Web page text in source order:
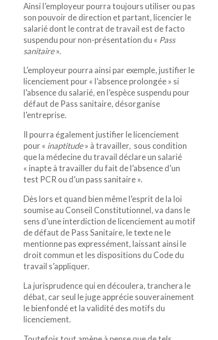
Ainsi l’employeur pourra toujours utiliser ou pas
son pouvoir de direction et partant, licencier le
salarié dont le contrat de travail est de facto
suspendu pour non-présentation du « Pass
sanitaire».
L’employeur pourra ainsi par exemple, justifier le
licenciement pour « l’absence prolongée » si
l’absence du salarié, en l’espèce suspendu pour
défaut de Pass sanitaire, désorganise
l’entreprise.
Il pourra également justifier le licenciement
pour « inaptitude» à travailler, sous condition
que la médecine du travail déclare un salarié
« inapte à travailler du fait de l’absence d’un
test PCR ou d’un pass sanitaire ».
Dès lors et quand bien même l’esprit de la loi
soumise au Conseil Constitutionnel, va dans le
sens d’une interdiction de licenciement au motif
de défaut de Pass Sanitaire, le texte ne le
mentionne pas expressément, laissant ainsi le
droit commun et les dispositions du Code du
travail s’appliquer.
La jurisprudence qui en découlera, tranchera le
débat, car seul le juge apprécie souverainement
le bienfondé et la validité des motifs du
licenciement.